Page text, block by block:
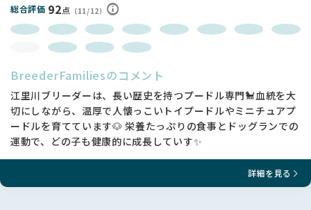
💕人が大好きで、いつも楽しそうに尻尾をふってくれる可愛い
女の子。
新しいご家族にもすぐに懐いて、たくさんの癒しと笑顔を届け
てくれることでしょう☺️
これからの成長がますます楽しみな、優しくて可愛いトイプー
ドルの女の子です🌸✨
総合評価 92点 （11/12）
BreederFamiliesのコメント
江里川ブリーダーは、長い歴史を持つプードル専門🐩血統を大
切にしながら、温厚で人懐っこいトイプードルやミニチュアプ
ードルを育てています🐶 栄養たっぷりの食事とドッグランでの
運動で、どの子も健康的に成長していす✨
詳細を見る